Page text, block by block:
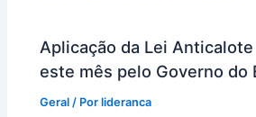
Aplicação da Lei
este mês pelo Governo do
Geral / Porlideranca